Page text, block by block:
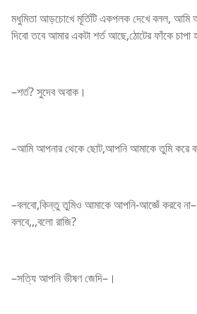
মধুমিতা আড়চোখে মূর্তিটি একপলক দেখে বলল, আমি
দিবো তবে আমার একটা শর্ত আছে,ঠোটের ফাঁকে চাপা
–শর্ত? সুদেব অবাক।
–আমি আপনার থেকে ছোট,আপনি আমাকে তুমি করে
–বলবো,কিন্তু তুমিও আমাকে আপনি-আজ্ঞেঁ করবে
বলবে,,,বলো রাজি?
–সত্যি আপনি ভীষণ জেদি–।